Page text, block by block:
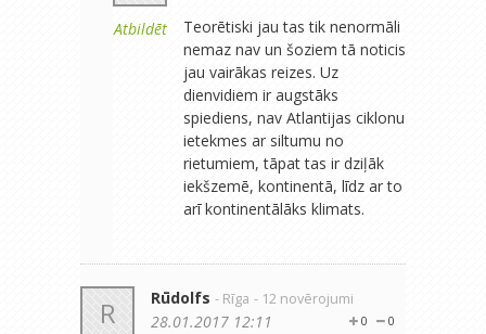
Atbildēt
Teorētiski jau tas tik nenormāli
nemaz nav un šoziem tā noticis
jau vairākas reizes. Uz
dienvidiem ir augstāks
spiediens, nav Atlantijas ciklonu
ietekmes ar siltumu no
rietumiem, tāpat tas ir dziļāk
iekšzemē, kontinentā, līdz ar to
arī kontinentālāks klimats.
R Rūdolfs - Rīga - 12 novērojumi
0
0
28.01.2017 12:11